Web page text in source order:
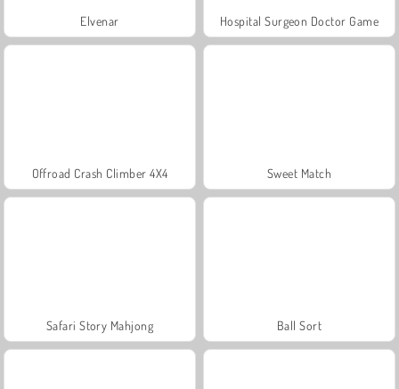
Elvenar Hospital Surgeon Doctor Game
Offroad Crash Climber 4X4 Sweet Match
Safari Story Mahjong Ball Sort